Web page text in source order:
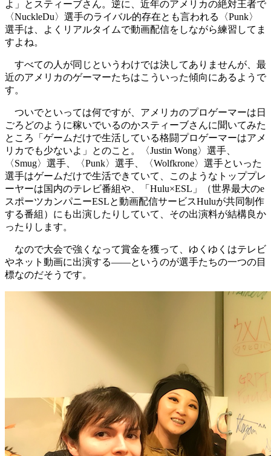
よ」とスティーブさん。逆に、近年のアメリカの絶対王者で
〈NuckleDu〉選手のライバル的存在とも言われる〈Punk〉
選手は、よくリアルタイムで動画配信をしながら練習してま
すよね。
すべての人が同じというわけでは決してありませんが、最
近のアメリカのゲーマーたちはこういった傾向にあるようで
す。
ついでといっては何ですが、アメリカのプロゲーマーは日
ごろどのように稼いでいるのかスティーブさんに聞いてみた
ところ「ゲームだけで生活している格闘プロゲーマーはアメ
リカでも少ないよ」とのこと。〈Justin Wong〉選手、
〈Smug〉選手、〈Punk〉選手、〈Wolfkrone〉選手といった
選手はゲームだけで生活できていて、このようなトッププレ
ーヤーは国内のテレビ番組や、「Hulu×ESL」（世界最大のe
スポーツカンパニーESLと動画配信サービスHuluが共同制作
する番組）にも出演したりしていて、その出演料が結構良か
ったりします。
なので大会で強くなって賞金を獲って、ゆくゆくはテレビ
やネット動画に出演する――というのが選手たちの一つの目
標なのだそうです。